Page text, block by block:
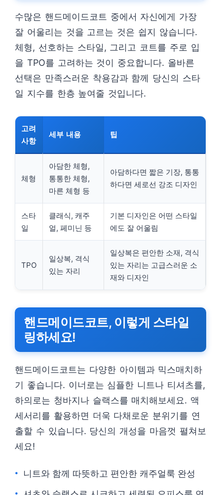
수많은 핸드메이드코트 중에서 자신에게 가장
잘 어울리는 것을 고르는 것은 쉽지 않습니다.
체형, 선호하는 스타일, 그리고 코트를 주로 입
을 TPO를 고려하는 것이 중요합니다. 올바른
선택은 만족스러운 착용감과 함께 당신의 스타
일 지수를 한층 높여줄 것입니다.
고려
사항
세부 내용 팁
체형
아담한 체형,
통통한 체형,
마른 체형 등
아담하다면 짧은 기장, 통통
하다면 세로선 강조 디자인
스타
일
클래식, 캐주
얼, 페미닌 등
기본 디자인은 어떤 스타일
에도 잘 어울림
TPO
일상복, 격식
있는 자리
일상복은 편안한 소재, 격식
있는 자리는 고급스러운 소
재와 디자인
핸드메이드코트, 이렇게 스타일
링하세요!
핸드메이드코트는 다양한 아이템과 믹스매치하
기 좋습니다. 이너로는 심플한 니트나 티셔츠를,
하의로는 청바지나 슬랙스를 매치해보세요. 액
세서리를 활용하면 더욱 다채로운 분위기를 연
출할 수 있습니다. 당신의 개성을 마음껏 펼쳐보
세요!
니트와 함께 따뜻하고 편안한 캐주얼룩 완성